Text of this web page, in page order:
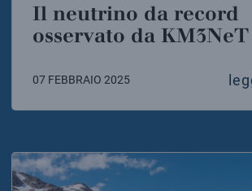
Il neutrino da record
osservato da KM3NeT
07 FEBBRAIO 2025